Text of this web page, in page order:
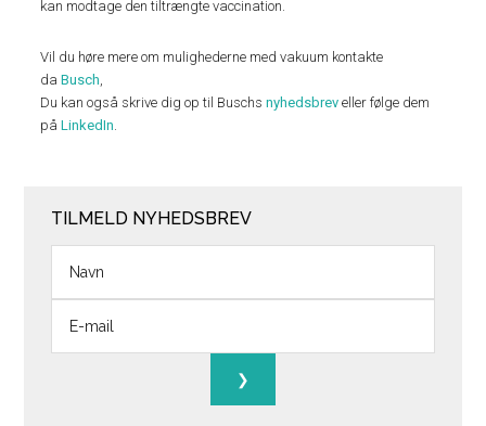
kan modtage den tiltrængte vaccination.
Vil du høre mere om mulighederne med vakuum kontakte
daBusch,
Du kan også skrive dig op til Buschsnyhedsbreveller følge dem
påLinkedIn.
TILMELD NYHEDSBREV